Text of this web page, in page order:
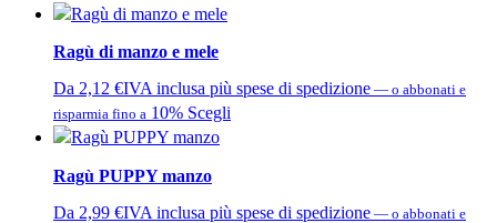
scelte
varianti.
scelte
Ragù di manzo e mele
Da 2,12 €IVA inclusa più spese di spedizione — o abbonati e
risparmia fino a 10% Scegli
varianti.
Ragù PUPPY manzo
Da 2,99 €IVA inclusa più spese di spedizione — o abbonati e